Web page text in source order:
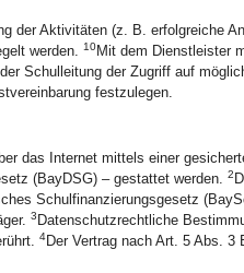
der Aktivitäten (z. B. erfolgreiche
werden. 10Mit dem Dienstleister
Schulleitung der Zugriff auf
festzulegen.
das Internet mittels einer
(BayDSG) – gestattet werden. 2
Schulfinanzierungsgesetz
3 Datenschutzrechtliche
4Der Vertrag nach Art. 5 Abs. 3